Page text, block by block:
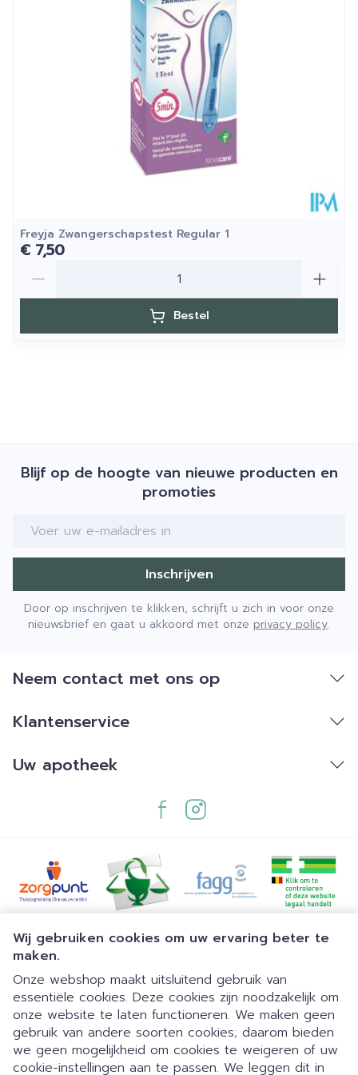
Wij gebruiken cookies om uw ervaring beter te
maken.
Onze webshop maakt uitsluitend gebruik van
essentiële cookies. Deze cookies zijn noodzakelijk om
onze website te laten functioneren. We maken geen
gebruik van andere soorten cookies; daarom bieden
we geen mogelijkheid om cookies te weigeren of uw
cookie-instellingen aan te passen. We leggen dit in
Kamertemperatuur (15°C -
25°C)
Freyja Zwangerschapstest Regular 1
€ 7,50
Bestel
Blijf op de hoogte van nieuwe producten en
promoties
E-mail adres
Inschrijven
Door op inschrijven te klikken, schrijft u zich in voor onze
nieuwsbrief en gaat u akkoord met onze privacy policy.
Neem contact met ons op
Klantenservice
Uw apotheek
Juridische links